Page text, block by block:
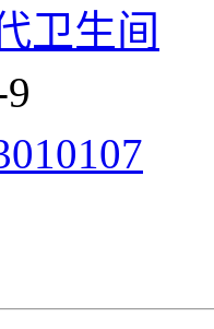
卫生间